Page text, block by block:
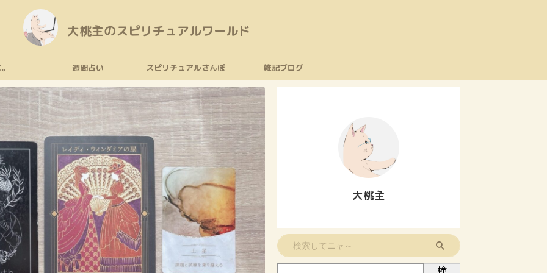
大桃主のスピリチュアルワールド
週間占い スピリチュアルさんぽ 雑記ブログ
大桃主